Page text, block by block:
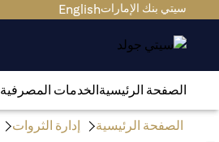
سيتي بنك الإماراتEnglish
الصفحة الرئيسيةالخدمات المصرفية
الصفحة الرئيسية إدارة الثروات